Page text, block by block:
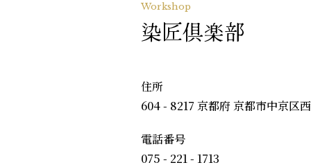
Workshop
染匠倶楽部
住所
604 - 8217 京都府 京都市中京区
電話番号
075 - 221 - 1713